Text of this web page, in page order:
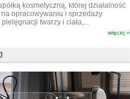
kosmetyczną, której działalność
opracowywaniu i sprzedaży
twarzy i ciała,...
więcej »